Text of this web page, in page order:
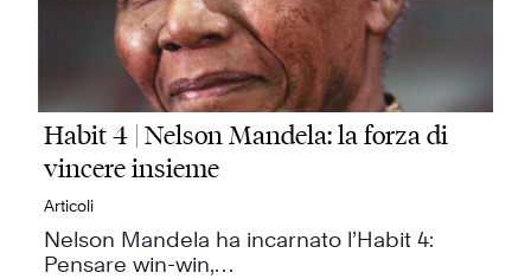
Habit 4 | Nelson Mandela: la forza di
vincere insieme
Articoli
Nelson Mandela ha incarnato l’Habit 4:
Pensare win-win,…